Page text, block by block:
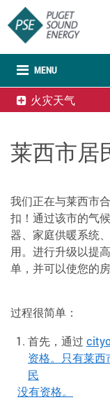
MENU
火灾天气
莱西市居
我们正在与莱西市
扣！通过该市的气
器、家庭供暖系统
用。进行升级以提
单，并可以使您的
过程很简单：
首先，通过
资格。只有莱
民
没有资格。